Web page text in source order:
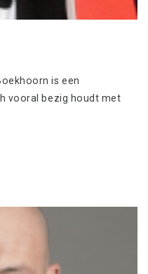
is een
vooral bezig houdt met